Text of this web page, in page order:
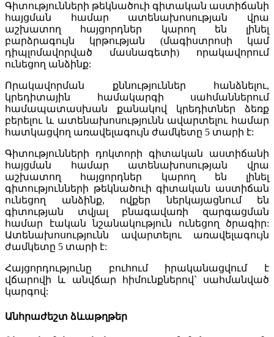
Գիտությունների թեկնածուի գիտական աստիճանի
հայցման համար ատենախոսության վրա
աշխատող հայցորդներ կարող են լինել
բարձրագույն կրթության (մագիստրոսի կամ
դիպլոմավորված մասնագետի) որակավորում
ունեցող անձինք:
Որակավորման քննություններ հանձնելու,
կրեդիտային համակարգի սահմաններում
համապատաս­խան քանակով կրեդիտներ ձեռք
բերելու և ատենախոսությունն ավարտելու համար
հատկացվող առավելագույն ժամկետը 5 տարի է:
Գիտությունների դոկտորի գիտական աստիճանի
հայցման համար ատենախոսության վրա
աշխատող հայցորդներ կարող են լինել
գիտությունների թեկնածուի գիտական աստիճան
ունեցող անձինք, ովքեր ներկայացնում են
գիտության տվյալ բնագավառի զարգացման
համար էական նշանակություն ունեցող ծրագիր:
Ատենախոսությունն ավարտելու առավելագույն
ժամկետը 5 տարի է:
Հայցորդությունը բուհում իրականացվում է
վճարովի և անվճար հիմունքներով` սահմանված
կարգով:
Անհրաժեշտ ձևաթղթեր